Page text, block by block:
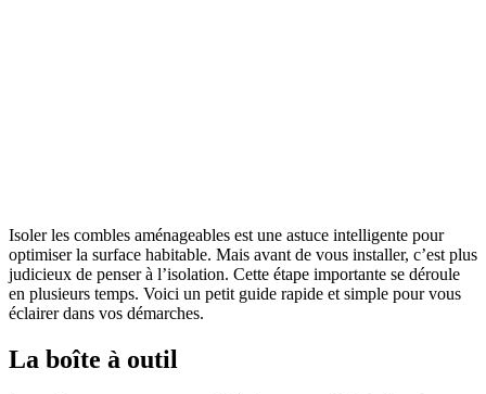
Isoler les combles aménageables est une astuce intelligente pour
optimiser la surface habitable. Mais avant de vous installer, c’est plus
judicieux de penser à l’isolation. Cette étape importante se déroule
en plusieurs temps. Voici un petit guide rapide et simple pour vous
éclairer dans vos démarches.
La boîte à outil